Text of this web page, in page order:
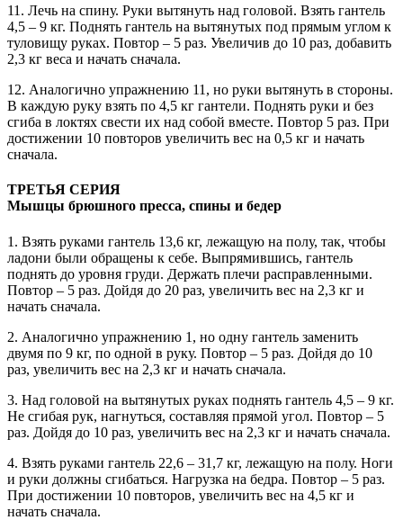
11. Лечь на спину. Руки вытянуть над головой. Взять гантель
4,5 – 9 кг. Поднять гантель на вытянутых под прямым углом к
туловищу руках. Повтор – 5 раз. Увеличив до 10 раз, добавить
2,3 кг веса и начать сначала.
12. Аналогично упражнению 11, но руки вытянуть в стороны.
В каждую руку взять по 4,5 кг гантели. Поднять руки и без
сгиба в локтях свести их над собой вместе. Повтор 5 раз. При
достижении 10 повторов увеличить вес на 0,5 кг и начать
сначала.
ТРЕТЬЯ СЕРИЯ
Мышцы брюшного пресса, спины и бедер
1. Взять руками гантель 13,6 кг, лежащую на полу, так, чтобы
ладони были обращены к себе. Выпрямившись, гантель
поднять до уровня груди. Держать плечи расправленными.
Повтор – 5 раз. Дойдя до 20 раз, увеличить вес на 2,3 кг и
начать сначала.
2. Аналогично упражнению 1, но одну гантель заменить
двумя по 9 кг, по одной в руку. Повтор – 5 раз. Дойдя до 10
раз, увеличить вес на 2,3 кг и начать сначала.
3. Над головой на вытянутых руках поднять гантель 4,5 – 9 кг.
Не сгибая рук, нагнуться, составляя прямой угол. Повтор – 5
раз. Дойдя до 10 раз, увеличить вес на 2,3 кг и начать сначала.
4. Взять руками гантель 22,6 – 31,7 кг, лежащую на полу. Ноги
и руки должны сгибаться. Нагрузка на бедра. Повтор – 5 раз.
При достижении 10 повторов, увеличить вес на 4,5 кг и
начать сначала.